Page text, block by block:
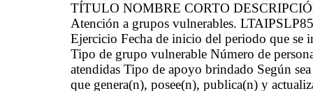
TÍTULO NOMBRE CORTO
Atención a grupos vulnerables.
Ejercicio Fecha de inicio del periodo que se
Tipo de grupo vulnerable Número de
atendidas Tipo de apoyo brindado Según
que genera(n), posee(n), publica(n) y